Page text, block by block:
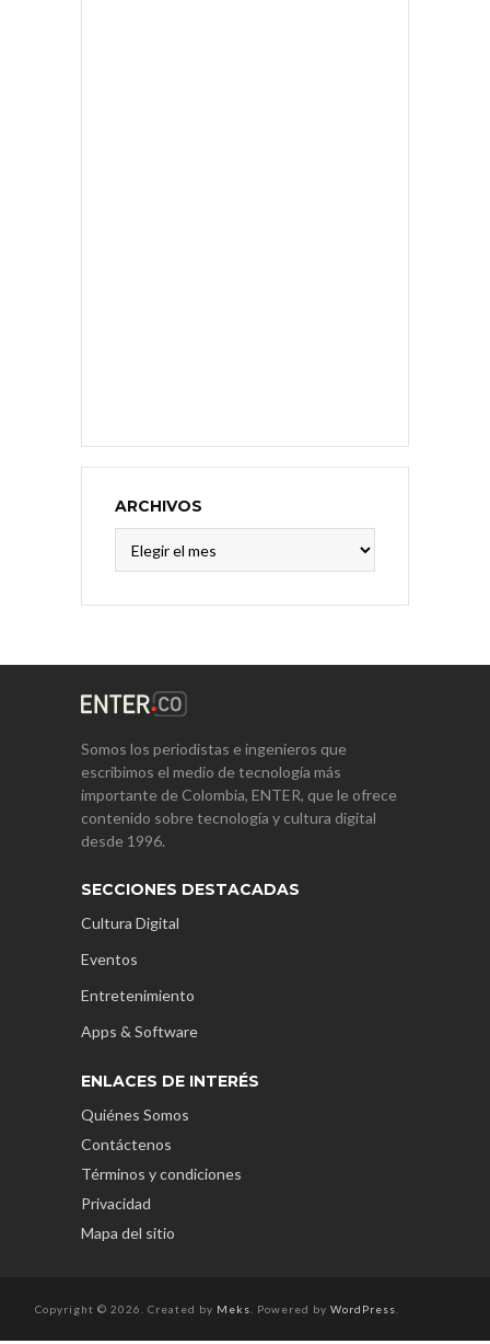
ARCHIVOS
Somos los periodistas e ingenieros que
escribimos el medio de tecnología más
importante de Colombia, ENTER, que le ofrece
contenido sobre tecnología y cultura digital
desde 1996.
SECCIONES DESTACADAS
Cultura Digital
Eventos
Entretenimiento
Apps & Software
ENLACES DE INTERÉS
Quiénes Somos
Contáctenos
Términos y condiciones
Privacidad
Mapa del sitio
Copyright © 2026. Created by Meks . Powered by WordPress